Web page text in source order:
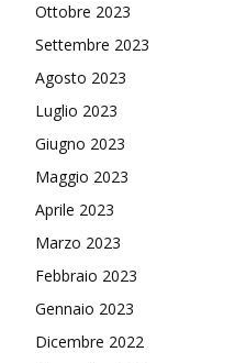
Ottobre 2023
Settembre 2023
Agosto 2023
Luglio 2023
Giugno 2023
Maggio 2023
Aprile 2023
Marzo 2023
Febbraio 2023
Gennaio 2023
Dicembre 2022